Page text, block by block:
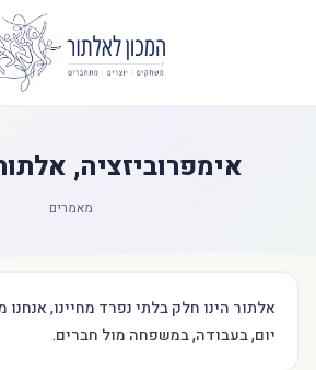
אימפרוביזציה,
מאמרים
אלתור הינו חלק בלתי נפרד מחיינו,
יום, בעבודה, במשפחה מול חברים.